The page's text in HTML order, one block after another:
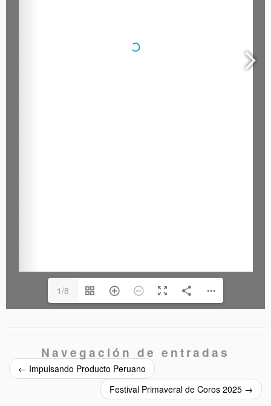
1/8
Navegación de entradas
← Impulsando Producto Peruano
Festival Primaveral de Coros 2025 →